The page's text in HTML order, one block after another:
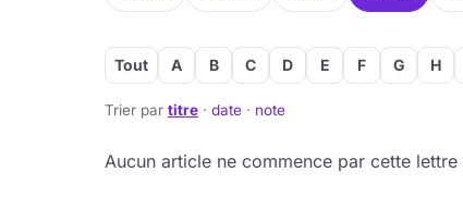
Tout A B C D E F G H
Trier par titre · date · note
Aucun article ne commence par cette